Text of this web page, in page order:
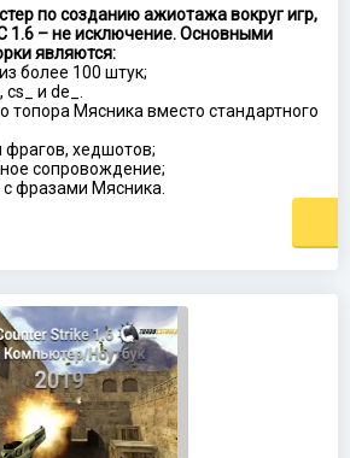
по созданию ажиотажа вокруг игр,
1.6 – не исключение. Основными
являются:
более 100 штук;
и de_.
топора Мясника вместо стандартного
хедшотов;
сопровождение;
с фразами Мясника.